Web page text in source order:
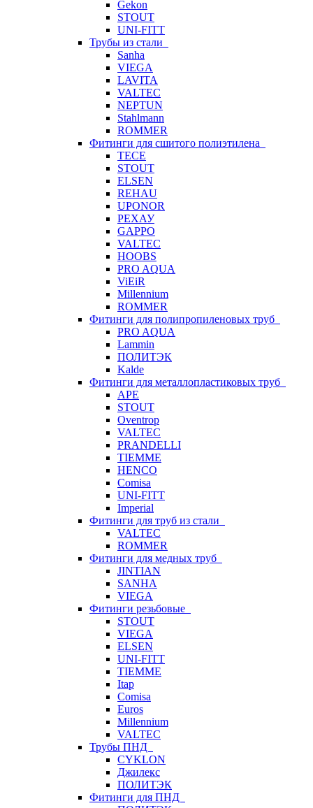
Gekon
STOUT
UNI-FITT
Трубы из стали
Sanha
VIEGA
LAVITA
VALTEC
NEPTUN
Stahlmann
ROMMER
Фитинги для сшитого полиэтилена
TECE
STOUT
ELSEN
REHAU
UPONOR
РЕХАУ
GAPPO
VALTEC
HOOBS
PRO AQUA
ViEiR
Millennium
ROMMER
Фитинги для полипропиленовых труб
PRO AQUA
Lammin
ПОЛИТЭК
Kalde
Фитинги для металлопластиковых труб
APE
STOUT
Oventrop
VALTEC
PRANDELLI
TIEMME
HENCO
Comisa
UNI-FITT
Imperial
Фитинги для труб из стали
VALTEC
ROMMER
Фитинги для медных труб
JINTIAN
SANHA
VIEGA
Фитинги резьбовые
STOUT
VIEGA
ELSEN
UNI-FITT
TIEMME
Itap
Comisa
Euros
Millennium
VALTEC
Трубы ПНД
CYKLON
Джилекс
ПОЛИТЭК
Фитинги для ПНД